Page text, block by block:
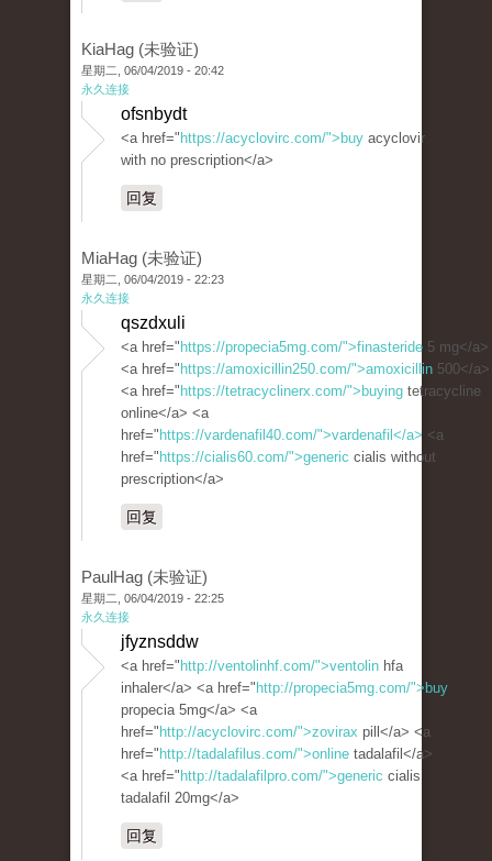
KiaHag (未验证)
星期二, 06/04/2019 - 20:42
永久连接
ofsnbydt
<a href=" https://acyclovirc.com/">buy acyclovir
with no prescription</a>
回复
MiaHag (未验证)
星期二, 06/04/2019 - 22:23
永久连接
qszdxuli
<a href=" https://propecia5mg.com/">finasteride 5 mg</a>
<a href=" https://amoxicillin250.com/">amoxicillin 500</a>
<a href=" https://tetracyclinerx.com/">buying tetracycline
online</a> <a
href=" https://vardenafil40.com/">vardenafil</a> <a
href=" https://cialis60.com/">generic cialis without
prescription</a>
回复
PaulHag (未验证)
星期二, 06/04/2019 - 22:25
永久连接
jfyznsddw
<a href=" http://ventolinhf.com/">ventolin hfa
inhaler</a> <a href=" http://propecia5mg.com/">buy
propecia 5mg</a> <a
href=" http://acyclovirc.com/">zovirax pill</a> <a
href=" http://tadalafilus.com/">online tadalafil</a>
<a href=" http://tadalafilpro.com/">generic cialis
tadalafil 20mg</a>
回复